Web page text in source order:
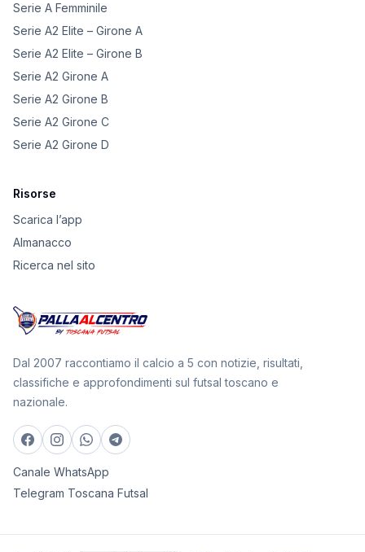
Serie A Femminile
Serie A2 Elite – Girone A
Serie A2 Elite – Girone B
Serie A2 Girone A
Serie A2 Girone B
Serie A2 Girone C
Serie A2 Girone D
Risorse
Scarica l’app
Almanacco
Ricerca nel sito
Dal 2007 raccontiamo il calcio a 5 con notizie, risultati,
classifiche e approfondimenti sul futsal toscano e
nazionale.
Canale WhatsApp
Telegram Toscana Futsal